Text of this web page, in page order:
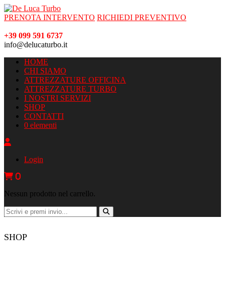
PRENOTA INTERVENTO RICHIEDI PREVENTIVO
+39 099 591 6737
info@delucaturbo.it
HOME
CHI SIAMO
ATTREZZATURE OFFICINA
ATTREZZATURE TURBO
I NOSTRI SERVIZI
SHOP
CONTATTI
0 elementi
Login
0
Nessun prodotto nel carrello.
SHOP